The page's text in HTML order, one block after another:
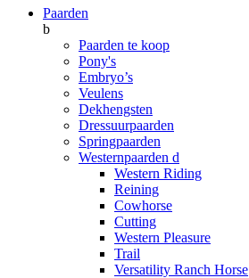
Paarden
b
Paarden te koop
Pony's
Embryo’s
Veulens
Dekhengsten
Dressuurpaarden
Springpaarden
Westernpaarden d
Western Riding
Reining
Cowhorse
Cutting
Western Pleasure
Trail
Versatility Ranch Horse